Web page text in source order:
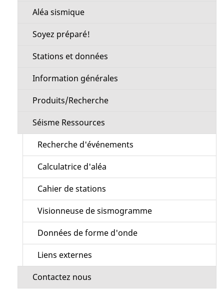
Aléa sismique
Soyez préparé!
Stations et données
Information générales
Produits/Recherche
Séisme Ressources
Recherche d'événements
Calculatrice d'aléa
Cahier de stations
Visionneuse de sismogramme
Données de forme d'onde
Liens externes
Contactez nous